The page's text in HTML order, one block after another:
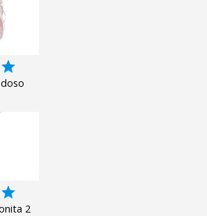
grade
grade
2